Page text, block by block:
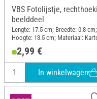
VBS Fotolijstje,
beelddeel
Lengte: 17.5 cm; Breedte: 0.8 cm;
Hoogte: 13.5 cm; Materiaal:
2,99 €
In winkelwagen